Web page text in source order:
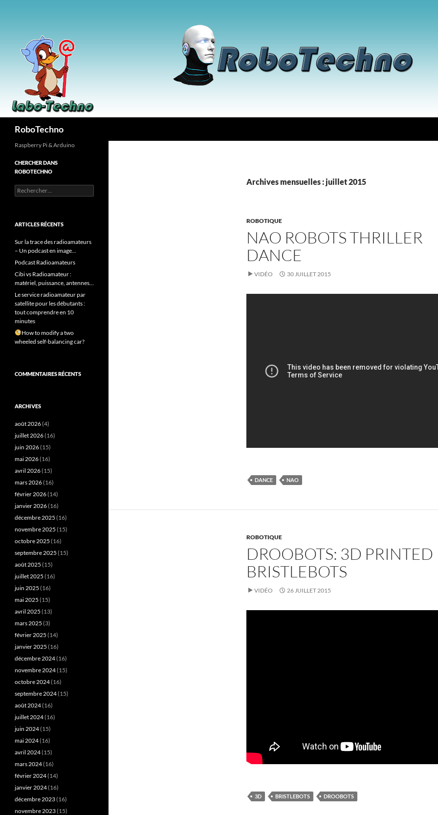
RoboTechno
Archives mensuelles : juillet 2015
ROBOTIQUE
NAO ROBOTS THRILLER
DANCE
VIDÉO 30 JUILLET 2015
DANCE NAO
ROBOTIQUE
DROOBOTS: 3D PRINTED
BRISTLEBOTS
VIDÉO 26 JUILLET 2015
3D BRISTLEBOTS DROOBOTS
Raspberry Pi & Arduino
CHERCHER DANS
ROBOTECHNO
Rechercher :
ARTICLES RÉCENTS
Sur la trace des radioamateurs
– Un podcast en image…
Podcast Radioamateurs
Cibi vs Radioamateur :
matériel, puissance, antennes…
Le service radioamateur par
satellite pour les débutants :
tout comprendre en 10
minutes
How to modify a two
wheeled self-balancing car?
COMMENTAIRES RÉCENTS
ARCHIVES
août 2026(4)
juillet 2026(16)
juin 2026(15)
mai 2026(16)
avril 2026(15)
mars 2026(16)
février 2026(14)
janvier 2026(16)
décembre 2025 (16)
novembre 2025 (15)
octobre 2025 (16)
septembre 2025 (15)
août 2025 (15)
juillet 2025 (16)
juin 2025 (16)
mai 2025 (15)
avril 2025 (13)
mars 2025 (3)
février 2025 (14)
janvier 2025 (16)
décembre 2024(16)
novembre 2024(15)
octobre 2024(16)
septembre 2024(15)
août 2024(16)
juillet 2024(16)
juin 2024(15)
mai 2024(16)
avril 2024(15)
mars 2024(16)
février 2024(14)
janvier 2024(16)
décembre 2023(16)
novembre 2023(15)